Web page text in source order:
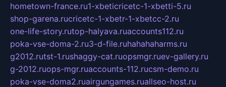
hometown-france.ru1-xbeticricetc-1-xbetti-5.ru
shop-garena.rucricetc-1-xbetr-1-xbetcc-2.ru
one-life-story.rutop-halyava.ruaccounts112.ru
poka-vse-doma-2.ru3-d-file.ruhahahaharms.ru
g2012.rutst-1.rushaggy-cat.ruopsmgr.ruev-gallery.ru
g-2012.ruops-mgr.ruaccounts-112.rucsm-demo.ru
poka-vse-doma2.ruairgungames.ruallseo-host.ru